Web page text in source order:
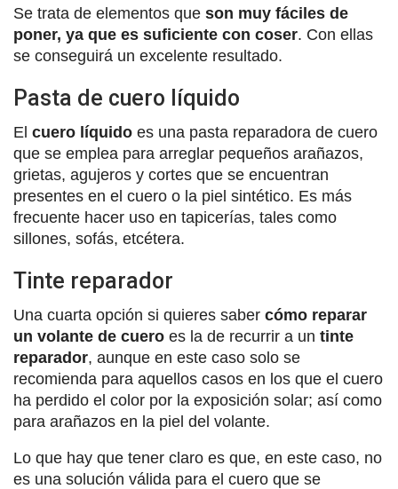
Se trata de elementos que son muy fáciles de
poner, ya que es suficiente con coser. Con ellas
se conseguirá un excelente resultado.
Pasta de cuero líquido
El cuero líquido es una pasta reparadora de cuero
que se emplea para arreglar pequeños arañazos,
grietas, agujeros y cortes que se encuentran
presentes en el cuero o la piel sintético. Es más
frecuente hacer uso en tapicerías, tales como
sillones, sofás, etcétera.
Tinte reparador
Una cuarta opción si quieres saber cómo reparar
un volante de cuero es la de recurrir a un tinte
reparador, aunque en este caso solo se
recomienda para aquellos casos en los que el cuero
ha perdido el color por la exposición solar; así como
para arañazos en la piel del volante.
Lo que hay que tener claro es que, en este caso, no
es una solución válida para el cuero que se